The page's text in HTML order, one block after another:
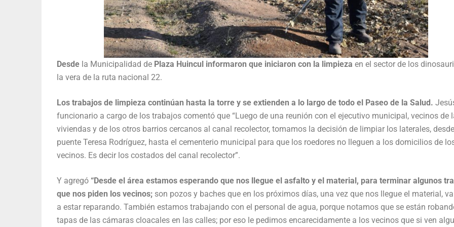
Desde la Municipalidad de Plaza Huincul informaron que iniciaron con la limpieza en el sector de los
la vera de la ruta nacional 22.
Los trabajos de limpieza continúan hasta la torre y se extienden a lo largo de todo el Paseo de la Salud.
funcionario a cargo de los trabajos comentó que “Luego de una reunión con el ejecutivo municipal, vecinos de
viviendas y de los otros barrios cercanos al canal recolector, tomamos la decisión de limpiar los laterales,
puente Teresa Rodríguez, hasta el cementerio municipal para que los roedores no lleguen a los domicilios de
vecinos. Es decir los costados del canal recolector”.
Y agregó “Desde el área estamos esperando que nos llegue el asfalto y el material, para terminar algunos
que nos piden los vecinos; son pozos y baches que en los próximos días, una vez que nos llegue el material,
a estar reparando. También estamos trabajando con el personal de agua, porque notamos que se están
tapas de las cámaras cloacales en las calles; por eso le pedimos encarecidamente a los vecinos que si ven